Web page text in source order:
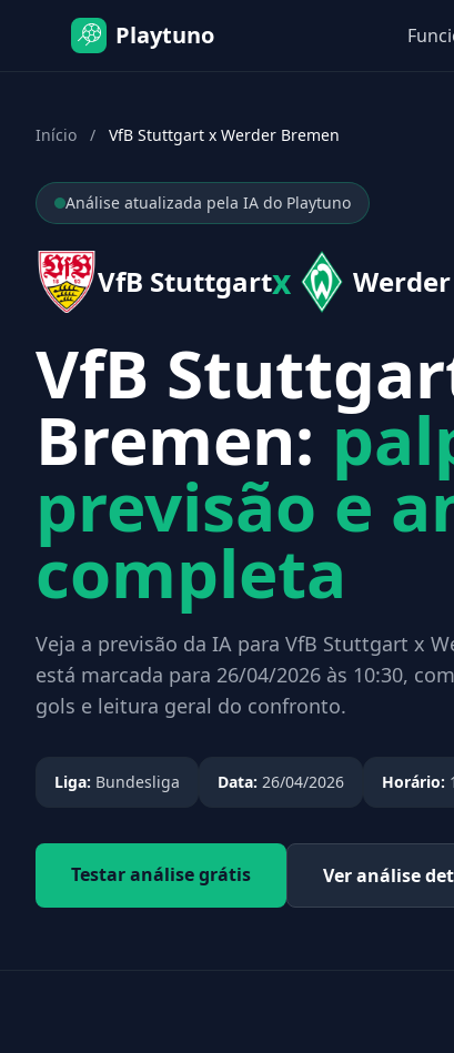
Playtuno
Início / VfB Stuttgart x Werder Bremen
Análise atualizada pela IA do Playtuno
VfB Stuttgartx
VfB
Bremen:
previsão e
completa
Veja a previsão da IA para VfB Stuttgart x
está marcada para 26/04/2026 às 10:30,
gols e leitura geral do confronto.
Liga: Bundesliga Data: 26/04/2026 Horário:
Testar análise grátis Ver análise